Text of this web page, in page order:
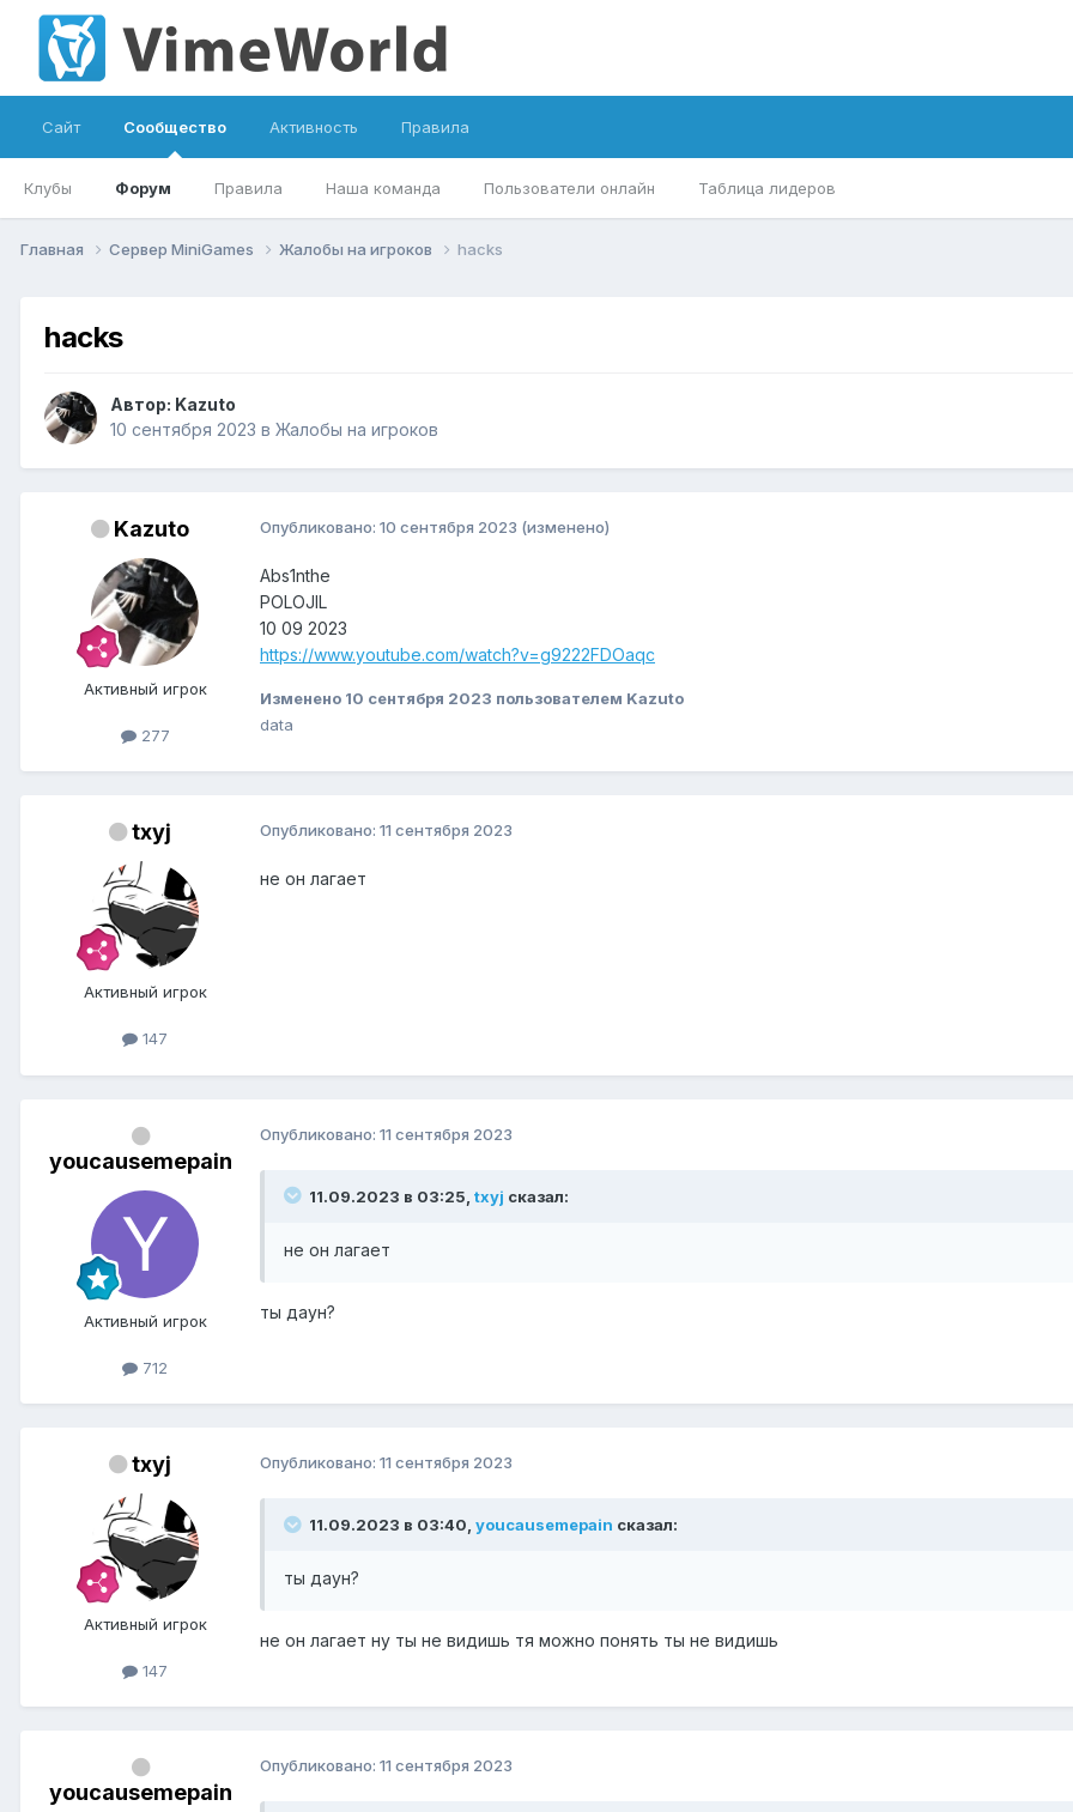
Сайт Сообщество
Клубы Форум Правила Наша команда Пользователи онлайн Таблица лидеров
Активность Правила
Главная Сервер MiniGames Жалобы на игроков hacks
hacks
Автор: Kazuto
10 сентября 2023 в Жалобы на игроков
Kazuto
Активный игрок
277
Опубликовано: 10 сентября 2023 (изменено)
Abs1nthe
POLOJIL
10 09 2023
https://www.youtube.com/watch?v=g9222FDOaqc
Изменено 10 сентября 2023 пользователем Kazuto
data
txyj
Активный игрок
147
Опубликовано: 11 сентября 2023
не он лагает
youcausemepain
Активный игрок
712
Опубликовано: 11 сентября 2023
11.09.2023 в 03:25, txyj сказал:
не он лагает
ты даун?
txyj
Активный игрок
147
Опубликовано: 11 сентября 2023
11.09.2023 в 03:40, youcausemepain сказал:
ты даун?
не он лагает ну ты не видишь тя можно понять ты не видишь
youcausemepain
Опубликовано: 11 сентября 2023